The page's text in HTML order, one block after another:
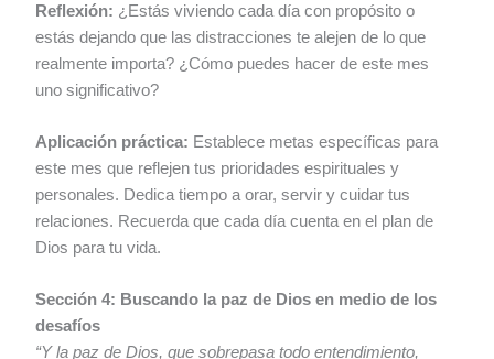
Reflexión: ¿Estás viviendo cada día con propósito o
estás dejando que las distracciones te alejen de lo que
realmente importa? ¿Cómo puedes hacer de este mes
uno significativo?
Aplicación práctica: Establece metas específicas para
este mes que reflejen tus prioridades espirituales y
personales. Dedica tiempo a orar, servir y cuidar tus
relaciones. Recuerda que cada día cuenta en el plan de
Dios para tu vida.
Sección 4: Buscando la paz de Dios en medio de los
desafíos
“Y la paz de Dios, que sobrepasa todo entendimiento,